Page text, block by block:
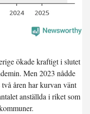
ökade kraftigt i slutet
Men 2023 nådde
åren har kurvan vänt
anställda i riket som